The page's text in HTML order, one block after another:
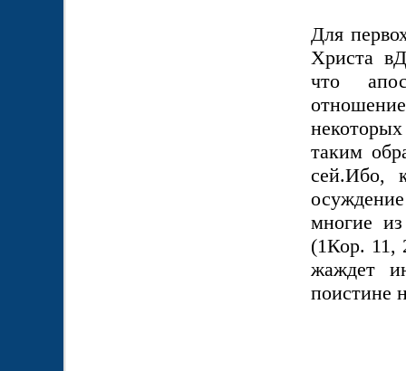
Для
Христа
что
таким
сей.Ибо,
многие
(1Кор. 11,
жаждет
поистине